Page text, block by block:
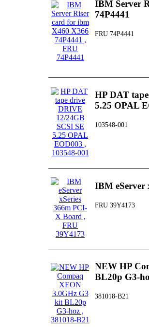
IBM Server
74P4441
FRU 74P4441
HP DAT
5.25 OPAL
103548-001
IBM eServer
FRU 39Y4173
NEW HP
BL20p G3-
381018-B21